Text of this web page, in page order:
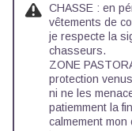
CHASSE : en
vêtements de
je respecte la
chasseurs.
ZONE
protection
ni ne les
patiemment la
calmement